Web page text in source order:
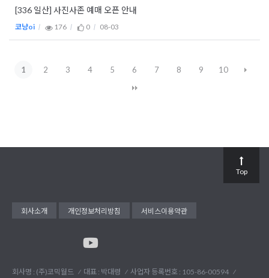
[336 일산] 사진사존 예매 오픈 안내
코냥oi 176 0 08-03
1 2 3 4 5 6 7 8 9 10
회사소개 개인정보처리방침 서비스이용약관
회사명 : (주)코믹월드 대표 : 박대령
사업자 등록번호 : 105-86-00594
Top